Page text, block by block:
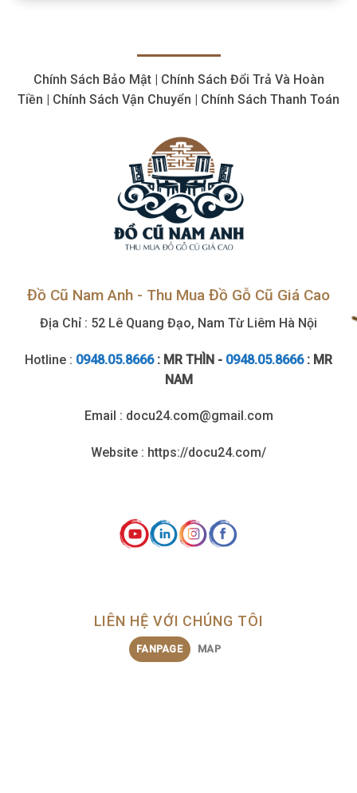
giá
khí
cũ,
tận
Chính Sách Bảo Mật | Chính Sách Đổi Trả Và Hoàn
Tiền | Chính Sách Vận Chuyển | Chính Sách Thanh Toán
Đồ Cũ Nam Anh - Thu Mua Đồ Gỗ Cũ Giá Cao
Địa Chỉ : 52 Lê Quang Đạo, Nam Từ Liêm Hà Nội
Hotline : 0948.05.8666 : MR THÌN - 0948.05.8666: MR
NAM
Email : docu24.com@gmail.com
Website : https://docu24.com/
LIÊN HỆ VỚI CHÚNG TÔI
FANPAGE MAP